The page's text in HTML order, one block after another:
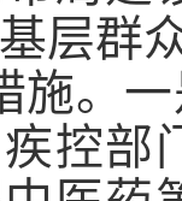
层群
施。
控部